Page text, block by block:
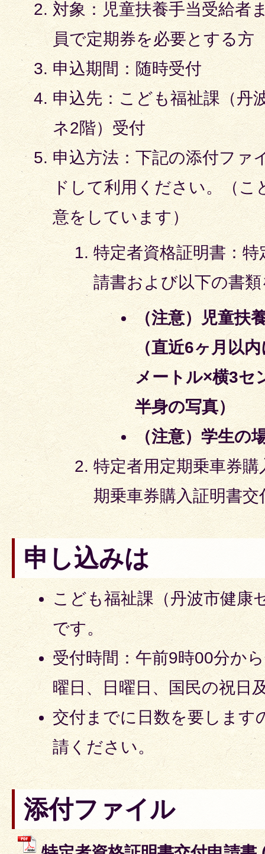
対象：児童扶養手当受給者
員で定期券を必要とする方
申込期間：随時受付
申込先：こども福祉課（丹
ネ2階）受付
申込方法：下記の添付ファ
ドして利用ください。（
意をしています）
特定者資格証明書：
請書および以下の書
（注意）児童扶
（直近6ヶ月以
メートル×横3セ
半身の写真）
（注意）学生の
特定者用定期乗車券
期乗車券購入証明書交
申し込みは
こども福祉課（丹波市健康
です。
受付時間：午前9時00分か
曜日、日曜日、国民の祝日
交付までに日数を要します
請ください。
添付ファイル